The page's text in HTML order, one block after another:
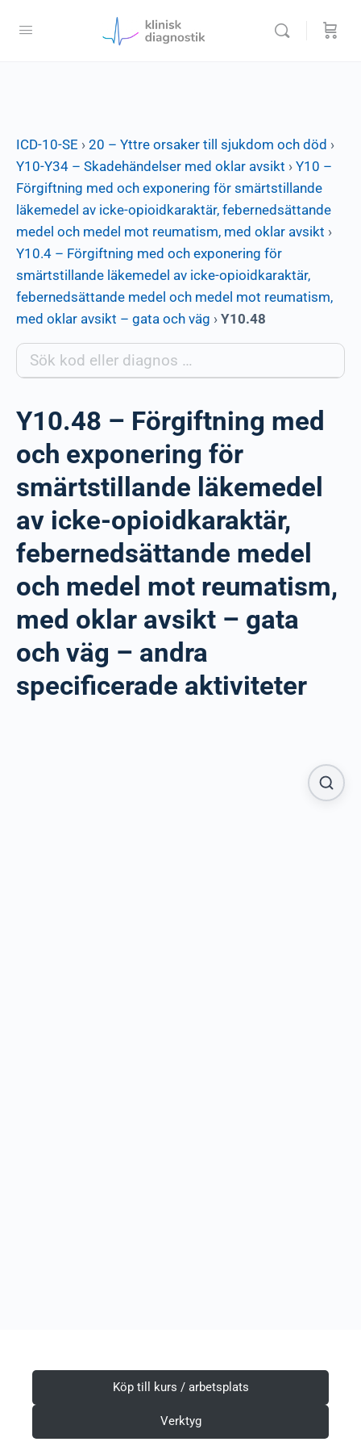
ICD-10-SE › 20 – Yttre orsaker till sjukdom och död ›
Y10-Y34 – Skadehändelser med oklar avsikt › Y10 –
Förgiftning med och exponering för smärtstillande
läkemedel av icke-opioidkaraktär, febernedsättande
medel och medel mot reumatism, med oklar avsikt ›
Y10.4 – Förgiftning med och exponering för
smärtstillande läkemedel av icke-opioidkaraktär,
febernedsättande medel och medel mot reumatism,
med oklar avsikt – gata och väg › Y10.48
Y10.48 – Förgiftning med
och exponering för
smärtstillande läkemedel
av icke-opioidkaraktär,
febernedsättande medel
och medel mot reumatism,
med oklar avsikt – gata
och väg – andra
specificerade aktiviteter
Köp till kurs / arbetsplats
Verktyg